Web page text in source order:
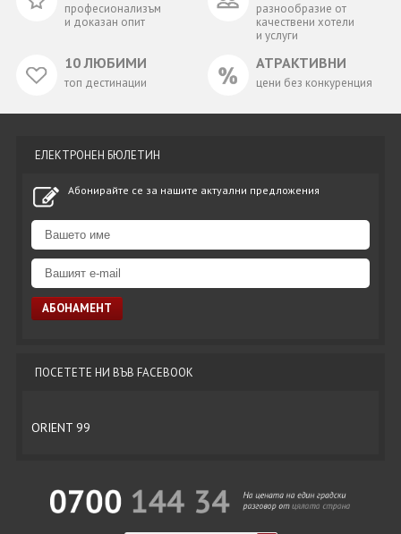
професионализъм
и доказан опит
разнообразие от
качествени хотели
и услуги
10 ЛЮБИМИ
топ дестинации
АТРАКТИВНИ
цени без конкуренция
ЕЛЕКТРОНЕН БЮЛЕТИН
Абонирайте се за нашите актуални предложения
ПОСЕТЕТЕ НИ ВЪВ FACEBOOK
ORIENT 99